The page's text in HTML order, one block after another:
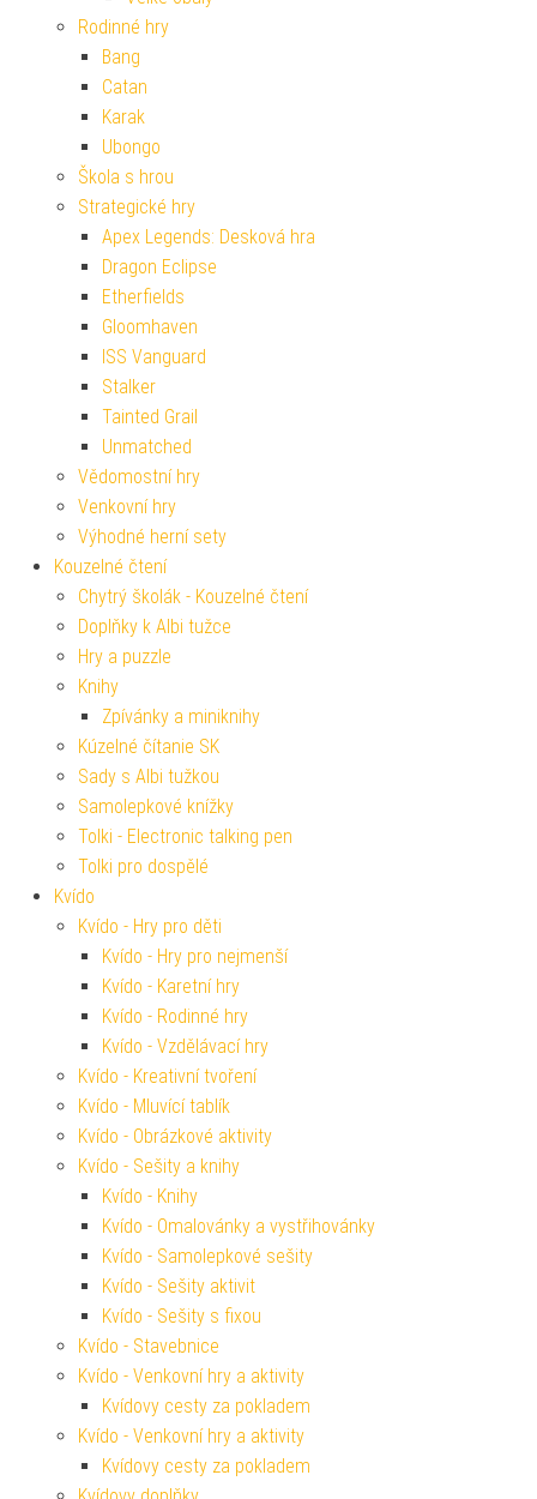
Rodinné hry
Bang
Catan
Karak
Ubongo
Škola s hrou
Strategické hry
Apex Legends: Desková hra
Dragon Eclipse
Etherfields
Gloomhaven
ISS Vanguard
Stalker
Tainted Grail
Unmatched
Vědomostní hry
Venkovní hry
Výhodné herní sety
Kouzelné čtení
Chytrý školák - Kouzelné čtení
Doplňky k Albi tužce
Hry a puzzle
Knihy
Zpívánky a miniknihy
Kúzelné čítanie SK
Sady s Albi tužkou
Samolepkové knížky
Tolki - Electronic talking pen
Tolki pro dospělé
Kvído
Kvído - Hry pro děti
Kvído - Hry pro nejmenší
Kvído - Karetní hry
Kvído - Rodinné hry
Kvído - Vzdělávací hry
Kvído - Kreativní tvoření
Kvído - Mluvící tablík
Kvído - Obrázkové aktivity
Kvído - Sešity a knihy
Kvído - Knihy
Kvído - Omalovánky a vystřihovánky
Kvído - Samolepkové sešity
Kvído - Sešity aktivit
Kvído - Sešity s fixou
Kvído - Stavebnice
Kvído - Venkovní hry a aktivity
Kvídovy cesty za pokladem
Kvído - Venkovní hry a aktivity
Kvídovy cesty za pokladem